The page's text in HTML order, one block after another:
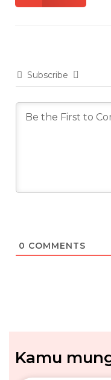
Subscribe
0 COMMENTS
Kamu